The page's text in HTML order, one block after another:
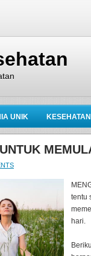
UNIK KESEHATAN
tentu
hari.